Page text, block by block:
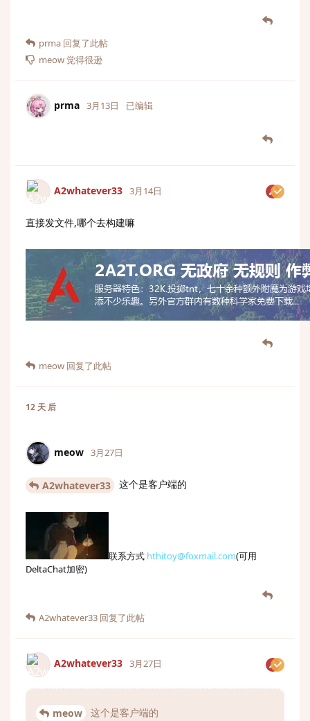
prma 回复了此帖
meow觉得很逊
prma 3月13日 已编辑
A2whatever33 3月14日
直接发文件,哪个去构建嘛
meow 回复了此帖
12 天 后
meow 3月27日
A2whatever33 这个是客户端的
联系方式 hthitoy@foxmail.com(可用
DeltaChat加密)
A2whatever33 回复了此帖
A2whatever33 3月27日
meow 这个是客户端的